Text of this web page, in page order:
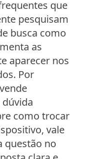
que
pesquisam
busca como
as
aparecer nos
Por
como trocar
vale
questão no